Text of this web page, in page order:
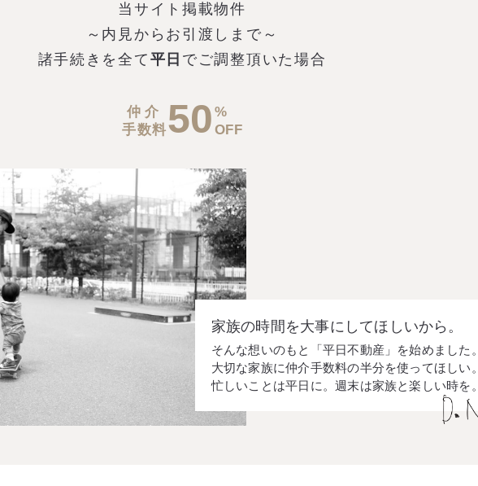
当サイト掲載物件
～内見からお引渡しまで～
諸手続きを全て 平日 でご調整頂いた場合
仲介
手数料50 %
OFF
家族の時間を大事にしてほしいから。
そんな想いのもと「平日不動産」を始めました。
大切な家族に仲介手数料の半分を使ってほしい。
忙しいことは平日に。週末は家族と楽しい時を。